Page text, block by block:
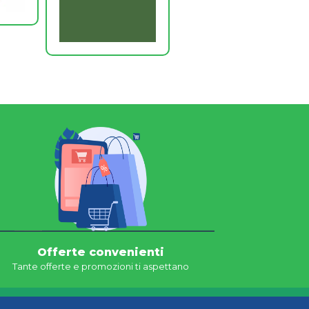
Offerte convenienti
Tante offerte e promozioni ti aspettano